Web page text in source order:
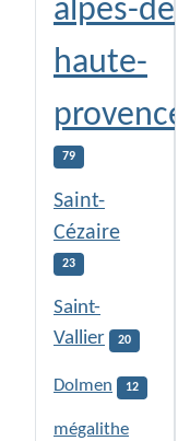
alpes-de-
haute-
provence
79
Saint-
Cézaire
23
Saint-
Vallier
20
Dolmen 12
mégalithe